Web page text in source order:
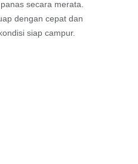
secara merata.
dengan cepat dan
siap campur.